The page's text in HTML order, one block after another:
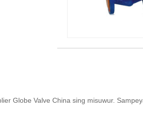
Globe Valve China sing misuwur.